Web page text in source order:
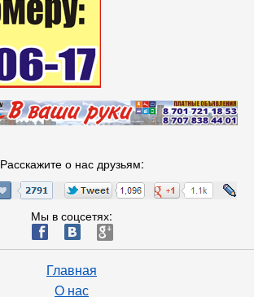
Расскажите о нас друзьям:
Мы в соцсетях:
ä æ è
Главная
О нас